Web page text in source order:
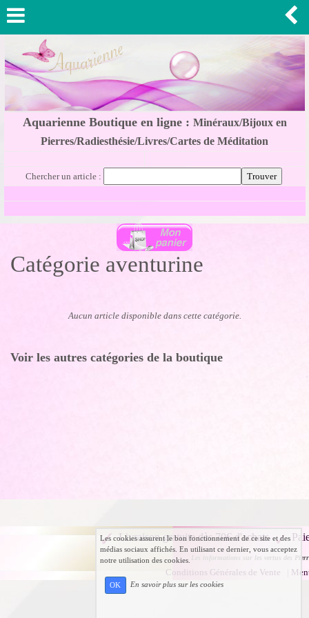
Aquarienne Boutique en ligne : Minéraux/Bijoux en
Pierres/Radiesthésie/Livres/Cartes de Méditation
Chercher un article :
Catégorie aventurine
Aucun article disponible dans cette catégorie.
Voir les autres catégories de la boutique
Livraison gratuite dès 70€ d'achats
Les informations sur les vertus des
Conditions Générales de Vente
Les cookies assurent le bon fonctionnement de ce site et des
médias sociaux affichés. En utilisant ce dernier, vous acceptez
notre utilisation des cookies.
OK En savoir plus sur les cookies